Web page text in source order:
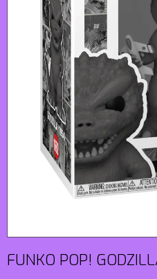
FUNKO POP!